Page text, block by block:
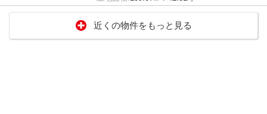
近くの物件をもっと見る